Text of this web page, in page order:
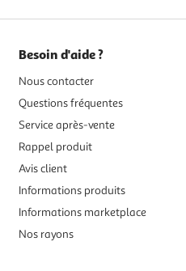
Besoin d'aide ?
Nous contacter
Questions fréquentes
Service après-vente
Rappel produit
Avis client
Informations produits
Informations marketplace
Nos rayons